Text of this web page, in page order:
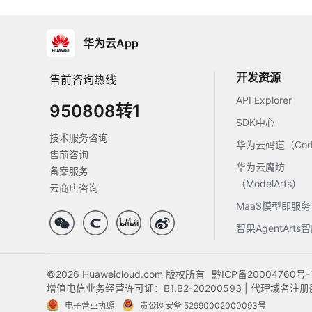
华为云App
售前咨询热线
950808转1
技术服务咨询
售前咨询
备案服务
云商店咨询
开发资源
API Explorer
SDK中心
华为云码道（
华为云魔坊
（ModelArts）
MaaS模型即服务
智果AgentArts智
©2026 Huaweicloud.com 版权所有 黔ICP备20004760号-
增值电信业务经营许可证：B1.B2-20200593 | 代理域名注册
电子营业执照 贵公网安备 52990002000093号